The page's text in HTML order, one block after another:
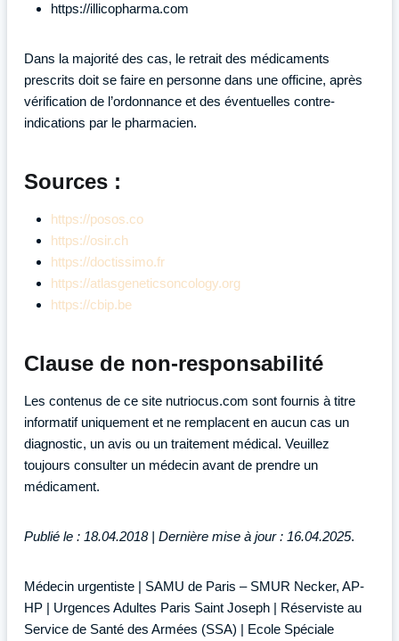
https://illicopharma.com
Dans la majorité des cas, le retrait des médicaments
prescrits doit se faire en personne dans une officine, après
vérification de l’ordonnance et des éventuelles contre-
indications par le pharmacien.
Sources :
https://posos.co
https://osir.ch
https://doctissimo.fr
https://atlasgeneticsoncology.org
https://cbip.be
Clause de non-responsabilité
Les contenus de ce site nutriocus.com sont fournis à titre
informatif uniquement et ne remplacent en aucun cas un
diagnostic, un avis ou un traitement médical. Veuillez
toujours consulter un médecin avant de prendre un
médicament.
Publié le : 18.04.2018 | Dernière mise à jour : 16.04.2025.
Médecin urgentiste | SAMU de Paris – SMUR Necker, AP-
HP | Urgences Adultes Paris Saint Joseph | Réserviste au
Service de Santé des Armées (SSA) | Ecole Spéciale